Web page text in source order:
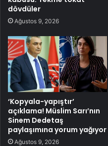
dövdüler
Ağustos 9, 2026
‘Kopyala-yapıştır’
açıklama! Müslim Sarı’nın
Sinem Dedetaş
paylaşımına yorum yağıyor
Ağustos 9, 2026